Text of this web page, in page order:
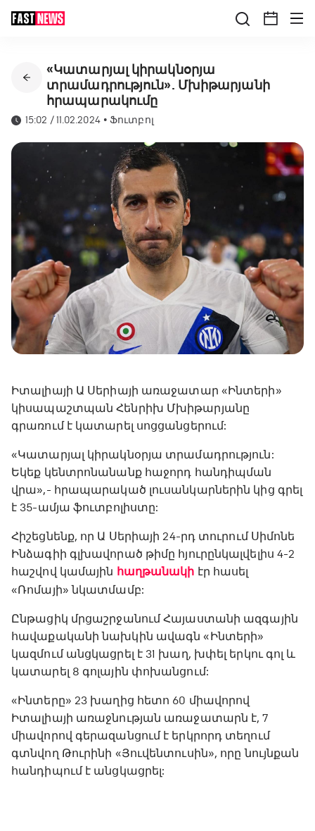
«Կատարյալ կիրակնօրյա
տրամադրություն». Մխիթարյանի
հրապարակումը
15:02 / 11.02.2024 •Ֆուտբոլ
Իտալիայի Ա Սերիայի առաջատար «Ինտերի»
կիսապաշտպան Հենրիխ Մխիթարյանը
գրառում է կատարել սոցցանցերում:
«Կատարյալ կիրակնօրյա տրամադրություն:
Եկեք կենտրոնանանք հաջորդ հանդիպման
վրա»,- հրապարակած լուսանկարներին կից գրել
է 35-ամյա ֆուտբոլիստը:
Հիշեցնենք, որ Ա Սերիայի 24-րդ տուրում Սիմոնե
Ինձագիի գլխավորած թիմը հյուրընկալվելիս 4-2
հաշվով կամային հաղթանակի էր հասել
«Ռոմայի» նկատմամբ:
Ընթացիկ մրցաշրջանում Հայաստանի ազգային
հավաքականի նախկին ավագն «Ինտերի»
կազմում անցկացրել է 31 խաղ, խփել երկու գոլ և
կատարել 8 գոլային փոխանցում:
«Ինտերը» 23 խաղից հետո 60 միավորով
Իտալիայի առաջնության առաջատարն է, 7
միավորով գերազանցում է երկրորդ տեղում
գտնվող Թուրինի «Յուվենտուսին», որը նույնքան
հանդիպում է անցկացրել: